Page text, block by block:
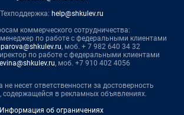
Техподдержка: help@shkulev.ru
коммерческого сотрудничества:
по работе с федеральными клиентами
, моб. + 7 982 640 34 32
по работе с федеральными клиентами
, моб. +7 910 402 4056
не несет ответственности за достоверность
в рекламных объявлениях.
Информация об ограничениях